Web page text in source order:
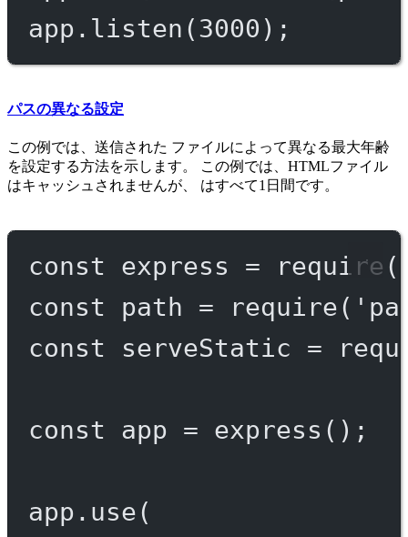
app. listen (3000 );
パスの異なる設定
この例では、送信された ファイルによって異なる最大年齢
を設定する方法を示します。 この例では、HTMLファイル
はキャッシュされませんが、 はすべて1日間です。
const express = require (
const
path = require(
const
serveStatic =
const app = express ();
app. use(